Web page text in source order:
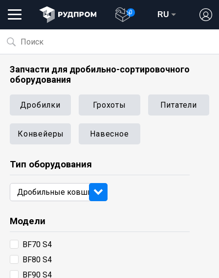
0 RU
Запчасти для дробильно-сортировочного
оборудования
Дробилки Грохоты Питатели
Конвейеры Навесное
Тип оборудования
Модели
BF70 S4
BF80 S4
BF90 S4